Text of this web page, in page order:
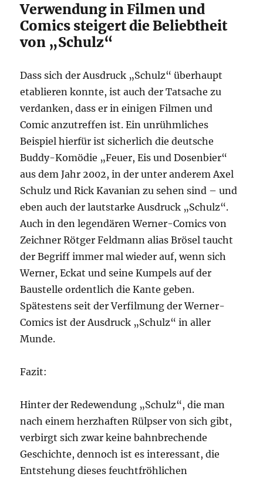
Verwendung in Filmen und
Comics steigert die Beliebtheit
von „Schulz“
Dass sich der Ausdruck „Schulz“ überhaupt
etablieren konnte, ist auch der Tatsache zu
verdanken, dass er in einigen Filmen und
Comic anzutreffen ist. Ein unrühmliches
Beispiel hierfür ist sicherlich die deutsche
Buddy-Komödie „Feuer, Eis und Dosenbier“
aus dem Jahr 2002, in der unter anderem Axel
Schulz und Rick Kavanian zu sehen sind – und
eben auch der lautstarke Ausdruck „Schulz“.
Auch in den legendären Werner-Comics von
Zeichner Rötger Feldmann alias Brösel taucht
der Begriff immer mal wieder auf, wenn sich
Werner, Eckat und seine Kumpels auf der
Baustelle ordentlich die Kante geben.
Spätestens seit der Verfilmung der Werner-
Comics ist der Ausdruck „Schulz“ in aller
Munde.
Fazit:
Hinter der Redewendung „Schulz“, die man
nach einem herzhaften Rülpser von sich gibt,
verbirgt sich zwar keine bahnbrechende
Geschichte, dennoch ist es interessant, die
Entstehung dieses feuchtfröhlichen